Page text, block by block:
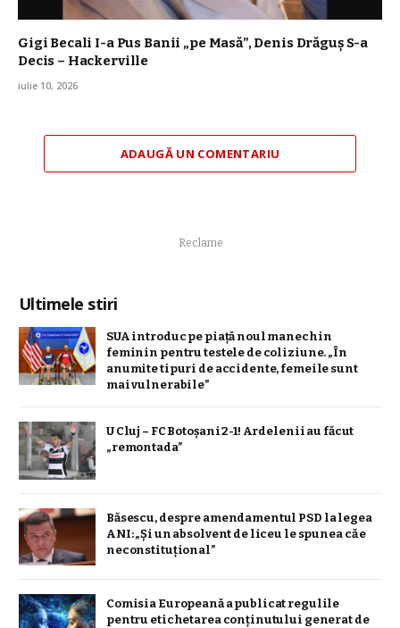
Gigi Becali I-a Pus Banii „pe Masă”, Denis Drăguș S-a
Decis – Hackerville
iulie 10, 2026
ADAUGĂ UN COMENTARIU
Reclame
Ultimele stiri
SUA introduc pe piață noul manechin
feminin pentru testele de coliziune. „În
anumite tipuri de accidente, femeile sunt
mai vulnerabile”
U Cluj – FC Botoșani 2-1! Ardelenii au făcut
„remontada”
Băsescu, despre amendamentul PSD la legea
ANI: „Și un absolvent de liceu le spunea că e
neconstituţional”
Comisia Europeană a publicat regulile
pentru etichetarea conținutului generat de